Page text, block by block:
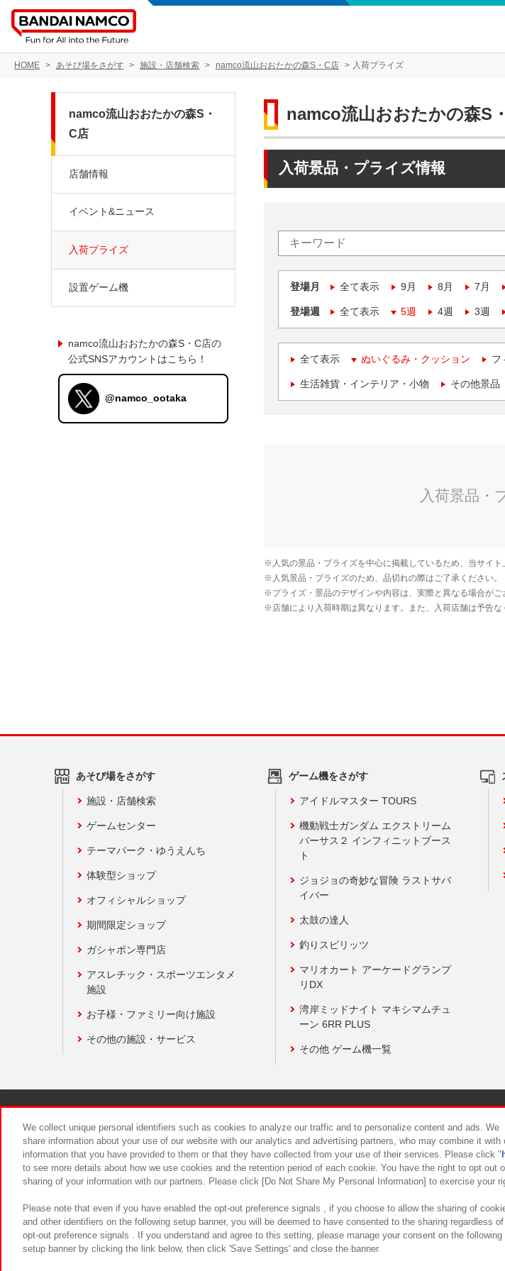
HOME あそび場をさがす 施設・店舗検索 namco流山おおたかの森S・C店 入荷プライズ
namco流山おおたかの森S
入荷景品・プライズ情報
登場月 全て表示 9月 8月 7月
登場週 全て表示 5週 4週 3週
全て表示 ぬいぐるみ・クッション フ
生活雑貨・インテリア・小物 その他景品
namco流山おおたかの森S・
C店
店舗情報
イベント&ニュース
入荷プライズ
設置ゲーム機
namco流山おおたかの森S・C店の
公式SNSアカウントはこちら！
@namco_ootaka
あそび場をさがす
施設・店舗検索
ゲームセンター
テーマパーク・ゆうえんち
体験型ショップ
オフィシャルショップ
期間限定ショップ
ガシャポン専門店
アスレチック・スポーツエンタメ
施設
お子様・ファミリー向け施設
その他の施設・サービス
ゲーム機をさがす
アイドルマスター TOURS
機動戦士ガンダム エクストリーム
バーサス２ インフィニットブース
ト
ジョジョの奇妙な冒険 ラストサバ
イバー
太鼓の達人
釣りスピリッツ
マリオカート アーケードグランプ
リDX
湾岸ミッドナイト マキシマムチュ
ーン 6RR PLUS
その他 ゲーム機一覧
食品のご提供について カスタマーハラスメント対
We collect unique personal identifiers such as cookies to analyze our traffic and to personalize content and ads. We
share information about your use of our website with our analytics and advertising partners, who may combine it with
information that you have provided to them or that they have collected from your use of their services. Please click "
to see more details about how we use cookies and the retention period of each cookie. You have the right to opt out
sharing of your information with our partners. Please click [Do Not Share My Personal Information] to exercise your
Please note that even if you have enabled the opt-out preference signals , if you choose to allow the sharing of
and other identifiers on the following setup banner, you will be deemed to have consented to the sharing regardless
opt-out preference signals . If you understand and agree to this setting, please manage your consent on the following
setup banner by clicking the link below, then click 'Save Settings' and close the banner.